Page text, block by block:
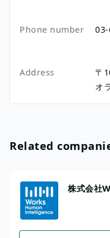
Phone number
Address 〒
オ
Related
株式会社